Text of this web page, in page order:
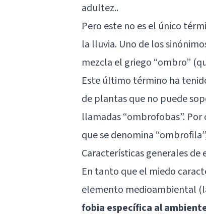
adultez..
Pero este no es el único
la lluvia. Uno de los
mezcla el griego “ombro”
Este último término ha
de plantas que no puede
llamadas “ombrofobas”.
que se denomina
Características generales
En tanto que el miedo
elemento medioambiental
fobia específica al